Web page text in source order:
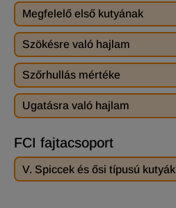
Megfelelő első kutyának
Szökésre való hajlam
Szőrhullás mértéke
Ugatásra való hajlam
FCI fajtacsoport
V. Spiccek és ősi típusú kutyák